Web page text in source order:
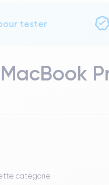
tester
catégorie.